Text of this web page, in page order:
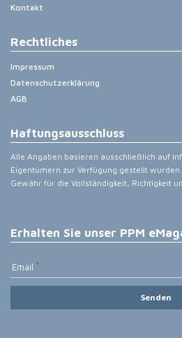
Kontakt
Rechtliches
Impressum
Datenschutzerklärung
AGB
Haftungsausschluss
Alle Angaben basieren ausschließlich auf
Eigentümern zur Verfügung gestellt
Gewähr für die Vollständigkeit, Richtigkeit
Erhalten Sie unser PPM
Email
Senden